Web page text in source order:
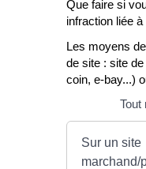
Que faire si
infraction liée
Les moyens
de site : site
coin, e-bay...)
Tout
Sur un site
marchand/